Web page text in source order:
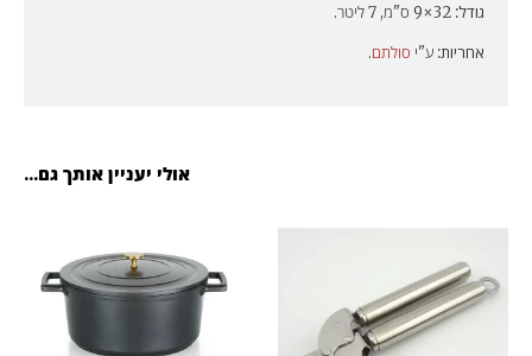
אולי יעניין אותך גם...
גודל: 32×9 ס"מ, 7 ליטר.
אחריות: ע"י סולתם.